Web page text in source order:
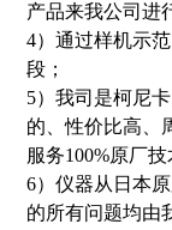
产品来我公司进
4）通过样机示
段；
5）我司是柯尼
的、性价比高、
服务100%原厂技
6）仪器从日本
的所有问题均由